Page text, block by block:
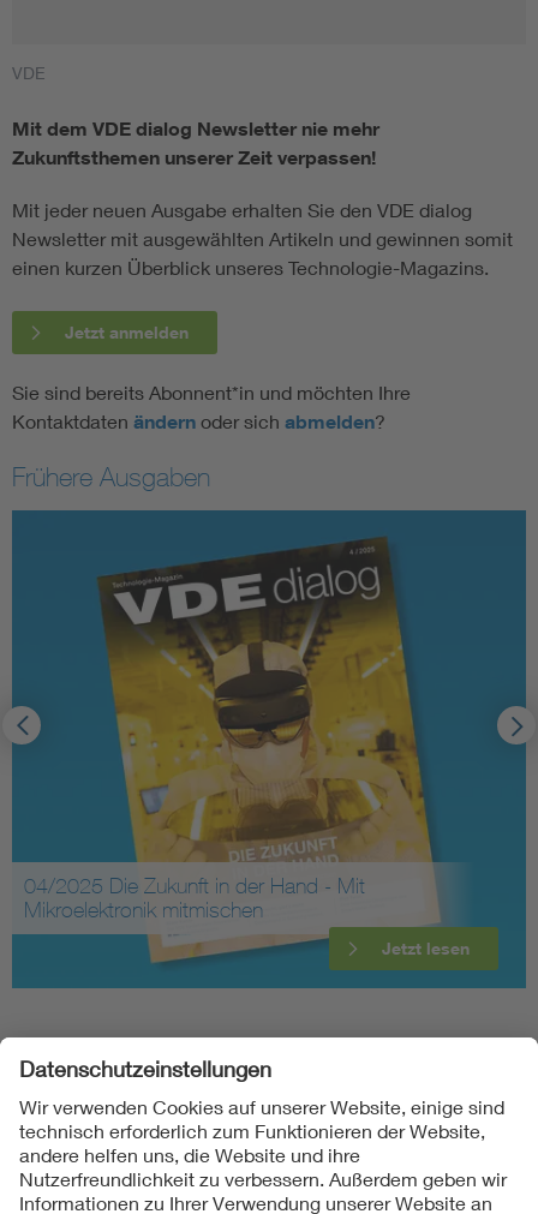
VDE
Mit dem VDE dialog Newsletter nie mehr
Zukunftsthemen unserer Zeit verpassen!
Mit jeder neuen Ausgabe erhalten Sie den VDE dialog
Newsletter mit ausgewählten Artikeln und gewinnen somit
einen kurzen Überblick unseres Technologie-Magazins.
Jetzt anmelden
Sie sind bereits Abonnent*in und möchten Ihre
Kontaktdaten ändern oder sich abmelden?
Frühere Ausgaben
04/2025 Die Zukunft in der Hand - Mit
Mikroelektronik mitmischen
Jetzt lesen
Folgen Sie uns